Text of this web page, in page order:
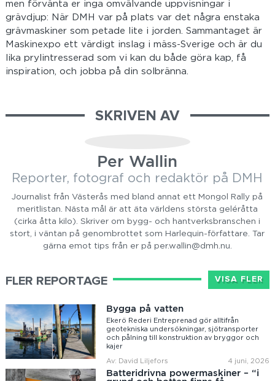
men förvänta er inga omvälvande uppvisningar i
grävdjup: När DMH var på plats var det några enstaka
grävmaskiner som petade lite i jorden. Sammantaget är
Maskinexpo ett värdigt inslag i mäss-Sverige och är du
lika prylintresserad som vi kan du både göra kap, få
inspiration, och jobba på din solbränna.
SKRIVEN AV
Per Wallin
Reporter, fotograf och redaktör på DMH
Journalist från Västerås med bland annat ett Mongol Rally på
meritlistan. Nästa mål är att äta världens största geléråtta
(cirka åtta kilo). Skriver om bygg- och hantverksbranschen i
stort, i väntan på genombrottet som Harlequin-författare. Tar
gärna emot tips från er på per.wallin@dmh.nu.
FLER REPORTAGE VISA FLER
Bygga på vatten
Ekerö Rederi Entreprenad gör alltifrån
geotekniska undersökningar, sjötransporter
och pålning till konstruktion av bryggor och
kajer
Av: David Liljefors 4 juni, 2026
Batteridrivna powermaskiner – “i